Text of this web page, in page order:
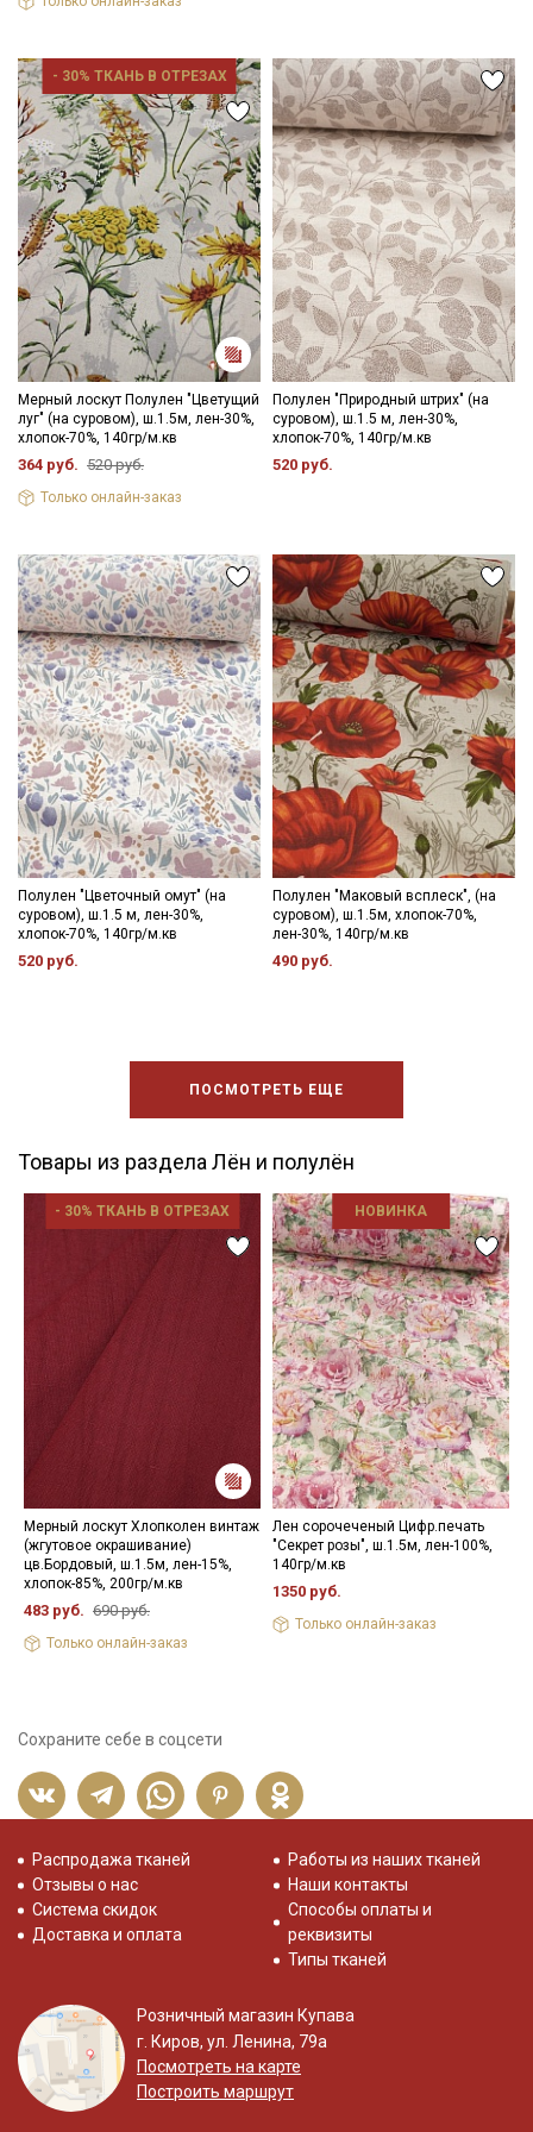
- 30% ТКАНЬ В ОТРЕЗАХ
Мерный лоскут Полулен "Цветущий
луг" (на суровом), ш.1.5м, лен-30%,
хлопок-70%, 140гр/м.кв
364 руб. 520 руб.
Только онлайн-заказ
Полулен "Природный штрих" (на
суровом), ш.1.5 м, лен-30%,
хлопок-70%, 140гр/м.кв
520 руб.
Полулен "Цветочный омут" (на
суровом), ш.1.5 м, лен-30%,
хлопок-70%, 140гр/м.кв
520 руб.
Полулен "Маковый всплеск", (на
суровом), ш.1.5м, хлопок-70%,
лен-30%, 140гр/м.кв
490 руб.
ПОСМОТРЕТЬ ЕЩЕ
Товары из раздела Лён и полулён
- 30% ТКАНЬ В ОТРЕЗАХ
Мерный лоскут Хлопколен винтаж
(жгутовое окрашивание)
цв.Бордовый, ш.1.5м, лен-15%,
хлопок-85%, 200гр/м.кв
483 руб. 690 руб.
Только онлайн-заказ
НОВИНКА
Лен сорочеченый Цифр.печать
"Секрет розы", ш.1.5м, лен-100%,
140гр/м.кв
1350 руб.
Только онлайн-заказ
Сохраните себе в соцсети
Распродажа тканей
Отзывы о нас
Система скидок
Доставка и оплата
Работы из наших тканей
Наши контакты
Способы оплаты и
реквизиты
Типы тканей
Розничный магазин Купава
г. Киров, ул. Ленина, 79а
Посмотреть на карте
Построить маршрут